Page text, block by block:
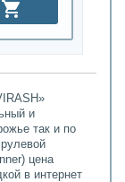
и
так и по
цена
в интернет